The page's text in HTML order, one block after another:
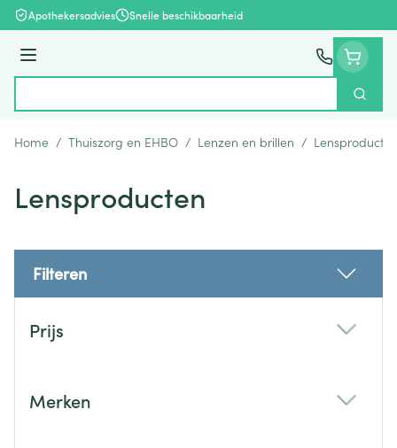
Ga naar de inhoud
Apothekersadvies Snelle beschikbaarheid
Menu
Zoek
Home / Thuiszorg en EHBO / Lenzen en brillen / Lensproducten
Lensproducten
Filteren
Prijs
Merken